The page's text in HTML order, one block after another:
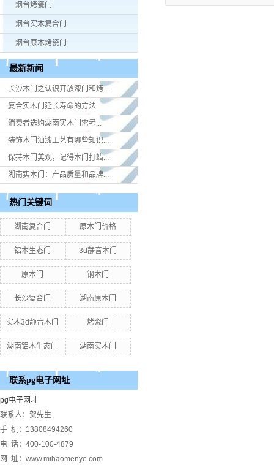
烟台烤瓷门
烟台实木复合门
烟台原木烤瓷门
最新新闻
长沙木门之认识开放漆门和烤...
复合实木门延长寿命的方法
消费者选购湖南实木门​需考...
装饰木门油漆工艺有哪些知识...
保持木门美观，记得木门打蜡...
湖南实木门：产品质量和品牌...
热门关键词
湖南复合门 原木门价格
铝木生态门 3d静音木门
原木门 钢木门
长沙复合门 湖南原木门
实木3d静音木门 烤瓷门
湖南铝木生态门 湖南实木门
联系pg电子网址
pg电子网址
联系人：贺先生
手 机：13808494260
电 话：400-100-4879
网 址：www.mihaomenye.com